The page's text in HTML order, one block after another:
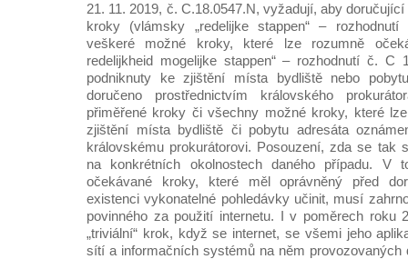
21. 11. 2019, č. C.18.0547.N, vyžadují, aby
kroky (vlámsky „redelijke stappen“ –
veškeré možné kroky, které lze rozumně
redelijkheid mogelijke stappen“ – rozhodnutí č. C
podniknuty ke zjištění místa bydliště nebo
doručeno prostřednictvím královského
přiměřené kroky či všechny možné kroky, které
zjištění místa bydliště či pobytu adresáta
královskému prokurátorovi. Posouzení, zda se tak
na konkrétních okolnostech daného případu. V
očekávané kroky, které měl oprávněný před
existenci vykonatelné pohledávky učinit, musí
povinného za použití internetu. I v poměrech roku
„triviální“ krok, když se internet, se všemi jeho
sítí a informačních systémů na něm provozovaných